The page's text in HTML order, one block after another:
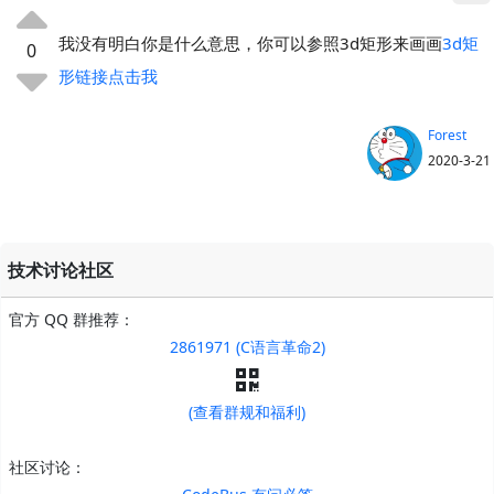
0 我没有明白你是什么意思，你可以参照3d矩形来画画3d矩
形链接点击我
Forest
2020-3-21
技术讨论社区
官方 QQ 群推荐：
2861971 (C语言革命2)
(查看群规和福利)
社区讨论：